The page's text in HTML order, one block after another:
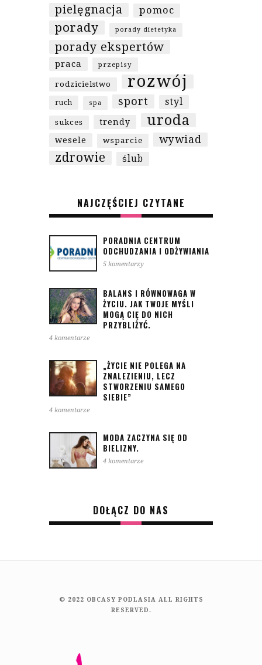
pielęgnacja pomoc
porady porady dietetyka
porady ekspertów
praca przepisy
rodzicielstwo rozwój
ruch spa sport styl
sukces trendy uroda
wesele wsparcie wywiad
zdrowie ślub
NAJCZĘŚCIEJ CZYTANE
PORADNIA CENTRUM
ODCHUDZANIA I ODŻYWIANIA
5 komentarzy
BALANS I RÓWNOWAGA W
ŻYCIU. JAK TWOJE MYŚLI
MOGĄ CIĘ DO NICH
PRZYBLIŻYĆ.
4 komentarze
„ŻYCIE NIE POLEGA NA
ZNALEZIENIU, LECZ
STWORZENIU SAMEGO
SIEBIE”
4 komentarze
MODA ZACZYNA SIĘ OD
BIELIZNY.
4 komentarze
DOŁĄCZ DO NAS
© 2022 OBCASY PODLASIA ALL RIGHTS
RESERVED.